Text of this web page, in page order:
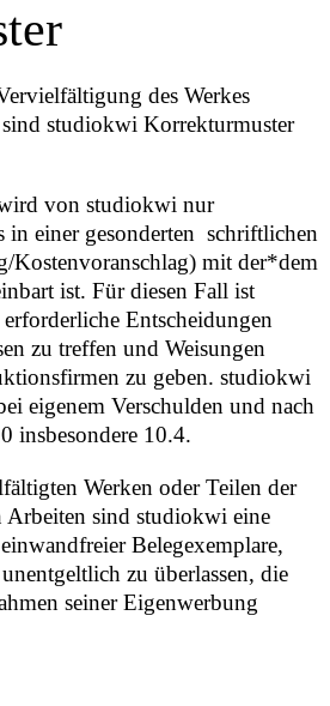
des Werkes
studiokwi Korrekturmuster
von studiokwi nur
in einer gesonderten schriftlichen
Kostenvoranschlag) mit der*dem
ist. Für diesen Fall ist
Entscheidungen
zu treffen und Weisungen
zu geben. studiokwi
eigenem Verschulden und nach
insbesondere 10.4.
Werken oder Teilen der
Arbeiten sind studiokwi eine
Belegexemplare,
zu überlassen, die
seiner Eigenwerbung